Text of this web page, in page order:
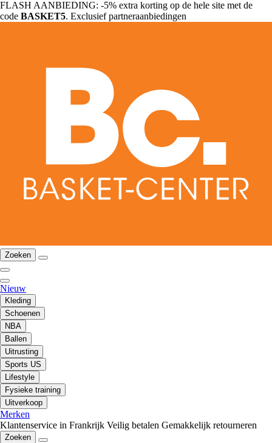
FLASH AANBIEDING: -5% extra korting op de hele site met de
code BASKET5. Exclusief partneraanbiedingen
Zoeken
Nieuw
Kleding
Schoenen
NBA
Ballen
Uitrusting
Sports US
Lifestyle
Fysieke training
Uitverkoop
Merken
Klantenservice in Frankrijk Veilig betalen Gemakkelijk retourneren
Zoeken